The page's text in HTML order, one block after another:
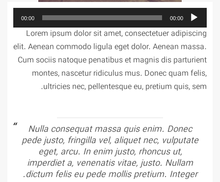
پخش‌کننده
صوت
00:00
00:00
Lorem ipsum dolor sit amet, consectetuer adipiscing
elit. Aenean commodo ligula eget dolor. Aenean massa.
Cum sociis natoque penatibus et magnis dis parturient
montes, nascetur ridiculus mus. Donec quam felis,
ultricies nec, pellentesque eu, pretium quis, sem.
Nulla consequat massa quis enim. Donec
pede justo, fringilla vel, aliquet nec, vulputate
eget, arcu. In enim justo, rhoncus ut,
imperdiet a, venenatis vitae, justo. Nullam
dictum felis eu pede mollis pretium. Integer.